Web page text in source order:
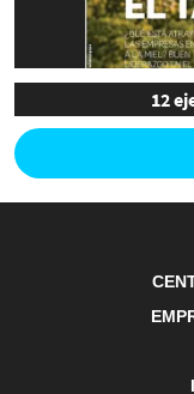
12